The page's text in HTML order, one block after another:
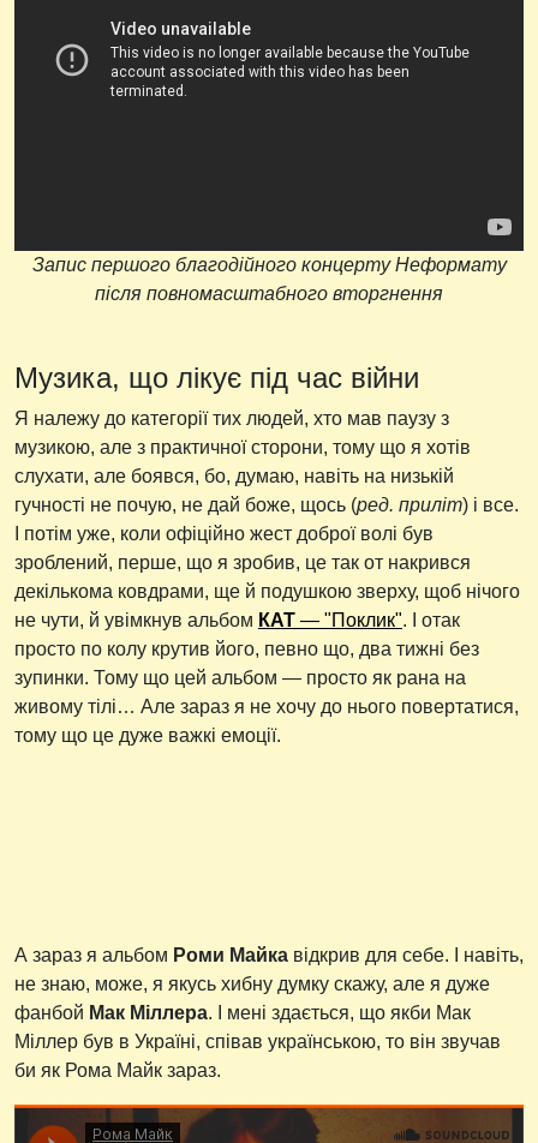
Запис першого благодійного концерту Неформату
після повномасштабного вторгнення
Музика, що лікує під час війни
Я належу до категорії тих людей, хто мав паузу з
музикою, але з практичної сторони, тому що я хотів
слухати, але боявся, бо, думаю, навіть на низькій
гучності не почую, не дай боже, щось (ред. приліт) і все.
І потім уже, коли офіційно жест доброї волі був
зроблений, перше, що я зробив, це так от накрився
декількома ковдрами, ще й подушкою зверху, щоб нічого
не чути, й увімкнув альбом КАТ — "Поклик". І отак
просто по колу крутив його, певно що, два тижні без
зупинки. Тому що цей альбом — просто як рана на
живому тілі… Але зараз я не хочу до нього повертатися,
тому що це дуже важкі емоції.
А зараз я альбом Роми Майка відкрив для себе. І навіть,
не знаю, може, я якусь хибну думку скажу, але я дуже
фанбой Мак Міллера. І мені здається, що якби Мак
Міллер був в Україні, співав українською, то він звучав
би як Рома Майк зараз.